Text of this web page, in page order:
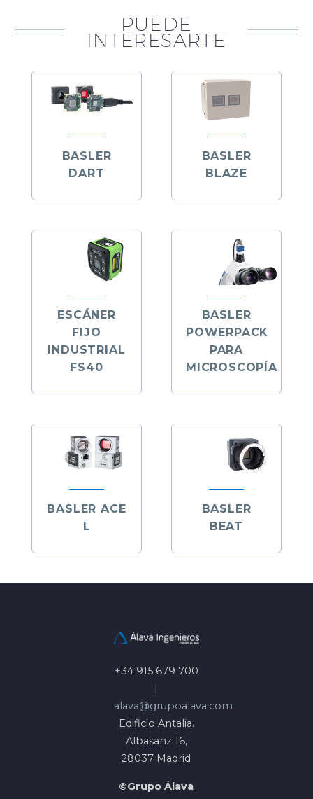
PUEDE
INTERESARTE
BASLER
DART
BASLER
BLAZE
ESCÁNER
FIJO
INDUSTRIAL
FS40
BASLER
POWERPACK
PARA
MICROSCOPÍA
BASLER ACE
L
BASLER
BEAT
+34 915 679 700
|
alava@grupoalava.com
Edificio Antalia.
Albasanz 16,
28037 Madrid
©Grupo Álava